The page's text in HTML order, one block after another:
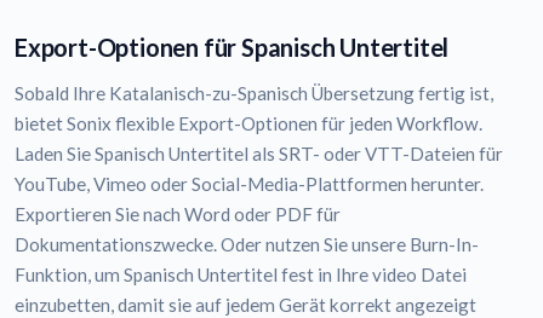
Export-Optionen für Spanisch Untertitel
Sobald Ihre Katalanisch-zu-Spanisch Übersetzung fertig ist,
bietet Sonix flexible Export-Optionen für jeden Workflow.
Laden Sie Spanisch Untertitel als SRT- oder VTT-Dateien für
YouTube, Vimeo oder Social-Media-Plattformen herunter.
Exportieren Sie nach Word oder PDF für
Dokumentationszwecke. Oder nutzen Sie unsere Burn-In-
Funktion, um Spanisch Untertitel fest in Ihre video Datei
einzubetten, damit sie auf jedem Gerät korrekt angezeigt